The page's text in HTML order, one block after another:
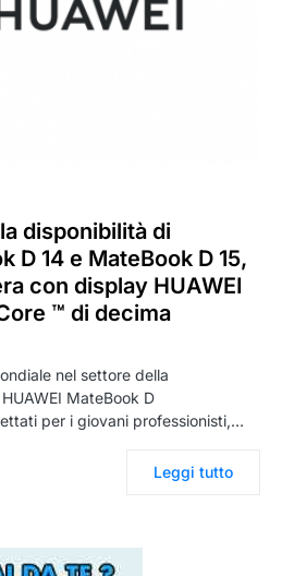
disponibilità di
D 14 e MateBook D 15,
con display HUAWEI
™ di decima
nel settore della
MateBook D
per i giovani professionisti,…
Leggi tutto